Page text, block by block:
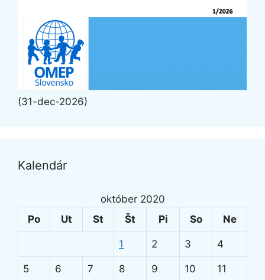
(31-dec-2026)
Kalendár
október 2020
Po
Ut St Št Pi So Ne
1 2 3 4
5 6 7 8 9 10 11